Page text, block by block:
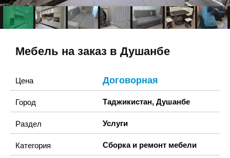
Мебель на заказ в Душанбе
Цена Договорная
Город Таджикистан,Душанбе
Раздел Услуги
Категория Сборка и ремонт мебели